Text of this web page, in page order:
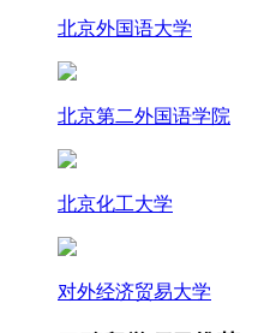
北京外国语大学
北京第二外国语学院
北京化工大学
对外经济贸易大学